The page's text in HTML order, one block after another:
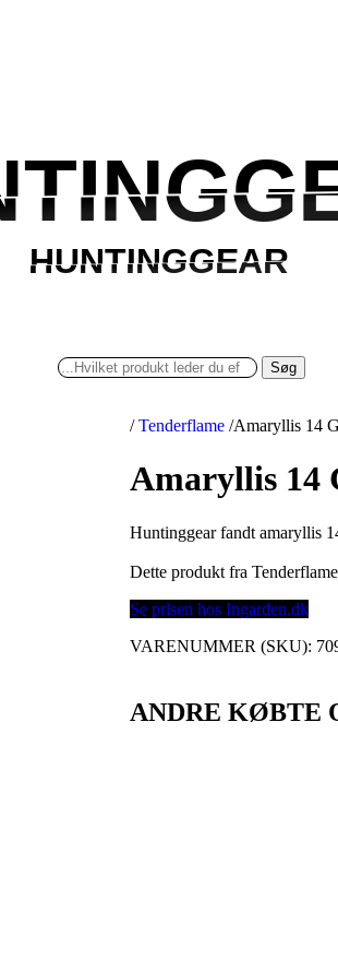
HUNTINGGEAR
HUNTINGGEAR
Søg
/ Tenderflame /Amaryllis 14
Amaryllis 14
Huntinggear fandt amaryllis
Dette produkt fra
Se prisen hos Ingarden.dk
VARENUMMER (SKU):
ANDRE KØBTE